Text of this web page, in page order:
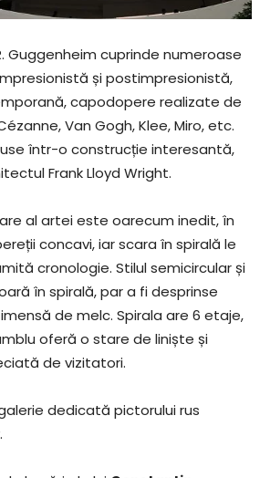
Guggenheim cuprinde numeroase
și postimpresionistă,
capodopere realizate de
Van Gogh, Klee, Miro, etc.
într-o construcție interesantă,
Frank Lloyd Wright.
al artei este oarecum inedit, în
concavi, iar scara în spirală le
cronologie. Stilul semicircular și
în spirală, par a fi desprinse
de melc. Spirala are 6 etaje,
oferă o stare de liniște și
de vizitatori.
dedicată pictorului rus